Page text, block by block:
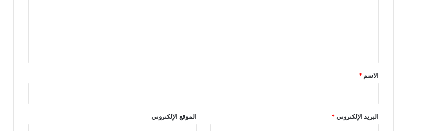
*
الاسم *
البريد الإلكتروني* الموقع الإلكتروني